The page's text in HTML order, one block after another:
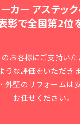
カー アステッ
彰で全国第2位
お客様にご支持いた
うな評価をいただき
外壁のリフォームは
お任せください。